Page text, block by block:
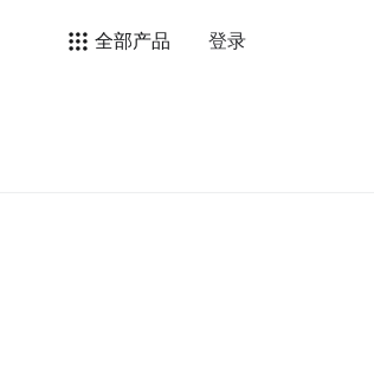
全部产品 登录